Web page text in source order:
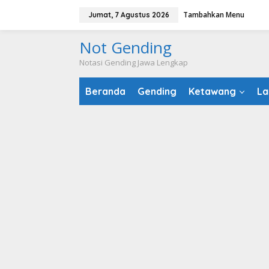
konten
Jumat, 7 Agustus 2026 Tambahkan Menu
Not Gending
Notasi Gending Jawa Lengkap
Beranda Gending Ketawang